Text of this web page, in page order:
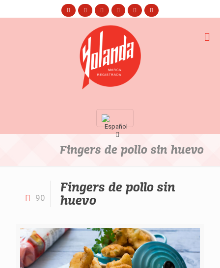
Fingers de pollo sin huevo
90
Fingers de pollo sin
huevo